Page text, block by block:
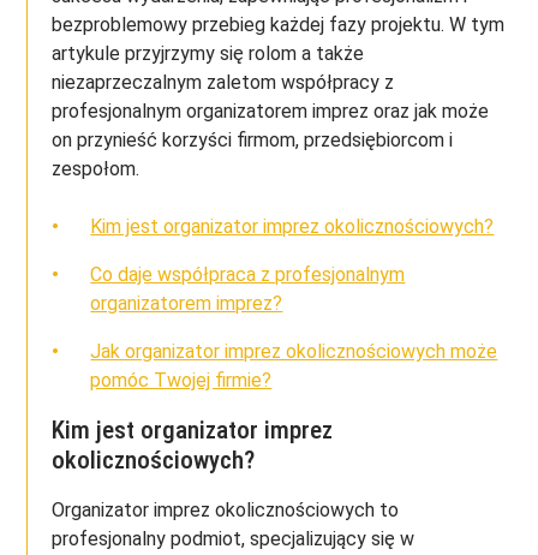
bezproblemowy przebieg każdej fazy projektu. W tym
artykule przyjrzymy się rolom a także
niezaprzeczalnym zaletom współpracy z
profesjonalnym organizatorem imprez oraz jak może
on przynieść korzyści firmom, przedsiębiorcom i
zespołom.
Kim jest organizator imprez okolicznościowych?
Co daje współpraca z profesjonalnym
organizatorem imprez?
Jak organizator imprez okolicznościowych może
pomóc Twojej firmie?
Kim jest organizator imprez
okolicznościowych?
Organizator imprez okolicznościowych to
profesjonalny podmiot, specjalizujący się w